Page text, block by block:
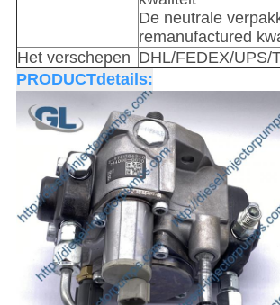
De neutrale
remanufactured
Het verschepen DHL/FEDEX/UPS/
PRODUCTdetails: